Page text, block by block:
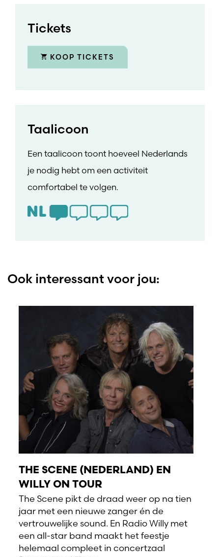
Tickets
KOOP TICKETS
Taalicoon
Een taalicoon toont hoeveel Nederlands
je nodig hebt om een activiteit
comfortabel te volgen.
Ook interessant voor jou:
THE SCENE (NEDERLAND) EN
WILLY ON TOUR
The Scene pikt de draad weer op na tien
jaar met een nieuwe zanger én de
vertrouwelijke sound. En Radio Willy met
een all-star band maakt het feestje
helemaal compleet in concertzaal